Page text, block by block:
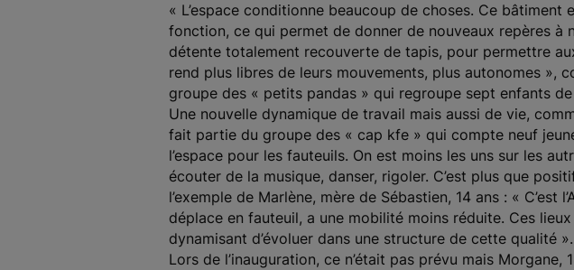
« L’espace conditionne beaucoup de choses. Ce
fonction, ce qui permet de donner de nouveaux repères à
détente totalement recouverte de tapis, pour permettre
rend plus libres de leurs mouvements, plus autonomes »,
groupe des « petits pandas » qui regroupe sept enfants
Une nouvelle dynamique de travail mais aussi de vie,
fait partie du groupe des « cap kfe » qui compte neuf
l’espace pour les fauteuils. On est moins les uns sur les
écouter de la musique, danser, rigoler. C’est plus que
l’exemple de Marlène, mère de Sébastien, 14 ans : « C’est
déplace en fauteuil, a une mobilité moins réduite. Ces
dynamisant d’évoluer dans une structure de cette qualité ».
Lors de l’inauguration, ce n’était pas prévu mais